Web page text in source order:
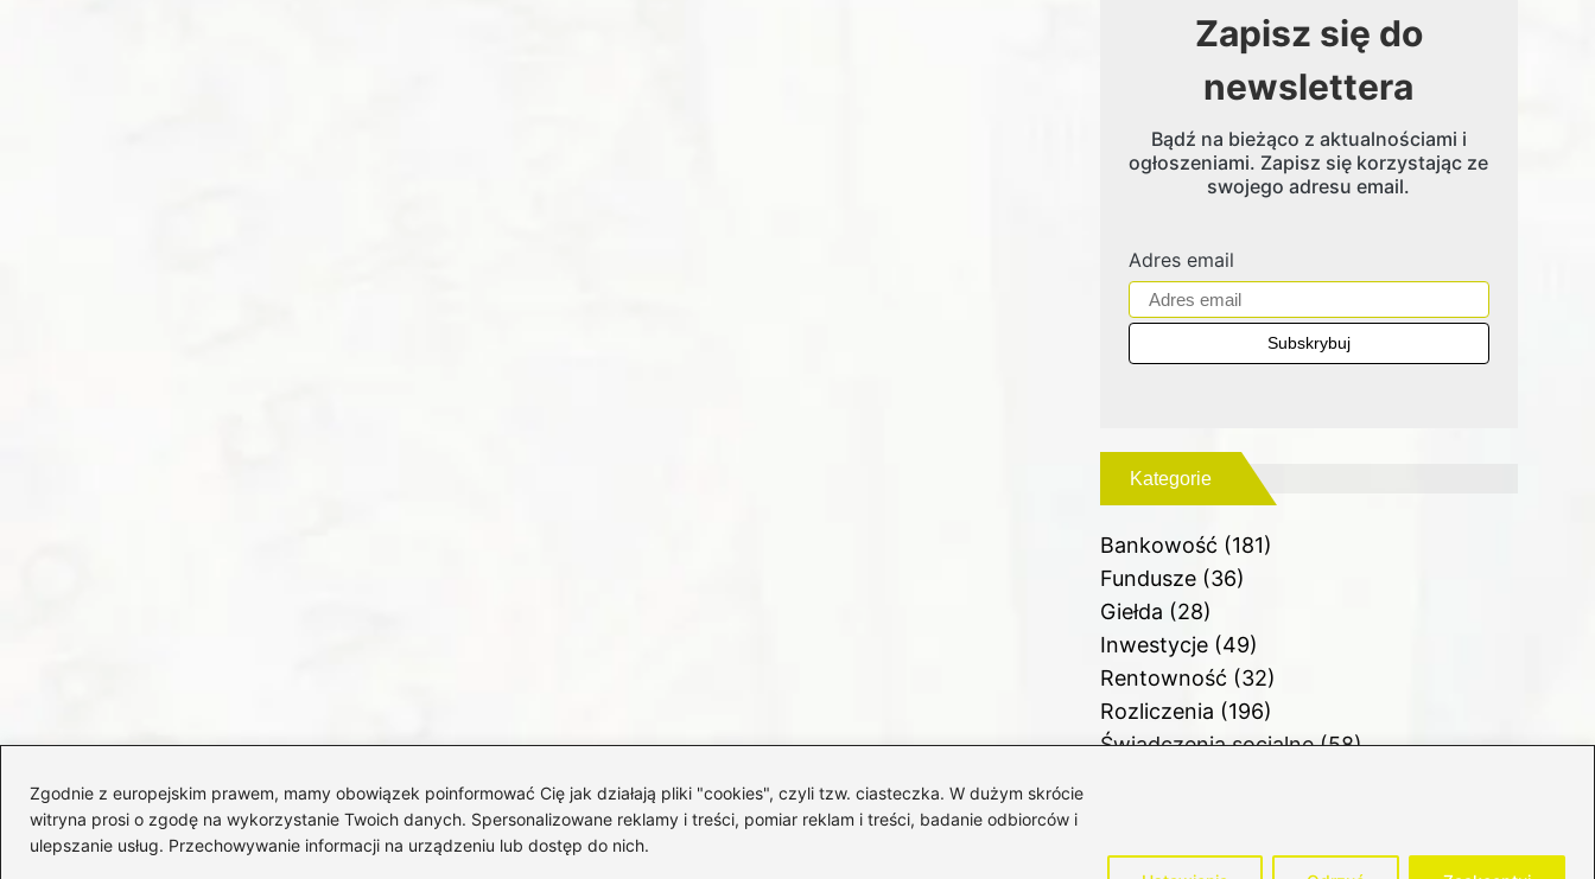
Zgodnie z europejskim prawem, mamy obowiązek poinformować Cię jak działają pliki "cookies", czyli tzw. ciasteczka. W dużym skrócie
witryna prosi o zgodę na wykorzystanie Twoich danych. Spersonalizowane reklamy i treści, pomiar reklam i treści, badanie odbiorców i
ulepszanie usług. Przechowywanie informacji na urządzeniu lub dostęp do nich.
Zapisz się do
newslettera
Bądź na bieżąco z aktualnościami i
ogłoszeniami. Zapisz się korzystając ze
swojego adresu email.
Adres email
Kategorie
Bankowość (181)
Fundusze(36)
Giełda (28)
Inwestycje(49)
Rentowność (32)
Rozliczenia (196)
Świadczenia socjalne(58)